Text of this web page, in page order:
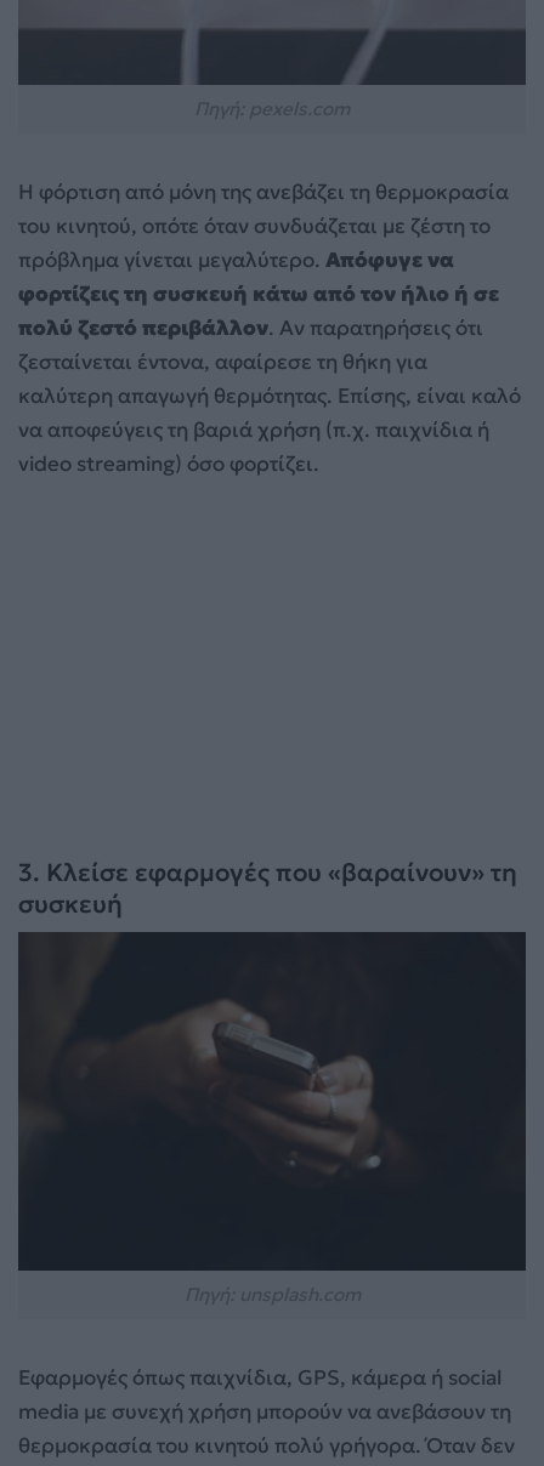
Η φόρτιση από μόνη της ανεβάζει τη θερμοκρασία
του κινητού, οπότε όταν συνδυάζεται με ζέστη το
πρόβλημα γίνεται μεγαλύτερο. Απόφυγε να
φορτίζεις τη συσκευή κάτω από τον ήλιο ή σε
πολύ ζεστό περιβάλλον. Αν παρατηρήσεις ότι
ζεσταίνεται έντονα, αφαίρεσε τη θήκη για
καλύτερη απαγωγή θερμότητας. Επίσης, είναι καλό
να αποφεύγεις τη βαριά χρήση (π.χ. παιχνίδια ή
video streaming) όσο φορτίζει.
3. Κλείσε εφαρμογές που «βαραίνουν» τη
συσκευή
Εφαρμογές όπως παιχνίδια, GPS, κάμερα ή social
media με συνεχή χρήση μπορούν να ανεβάσουν τη
θερμοκρασία του κινητού πολύ γρήγορα. Όταν δεν